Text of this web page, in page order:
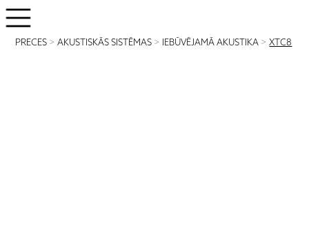
PRECES >AKUSTISKĀS SISTĒMAS > IEBŪVĒJAMĀ AKUSTIKA >XTC8